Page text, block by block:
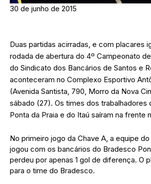
30 de junho de 2015
Duas partidas acirradas, e com placares
rodada de abertura do 4º Campeonato
do Sindicato dos Bancários de Santos e
aconteceram no Complexo Esportivo
(Avenida Santista, 790, Morro da Nova
sábado (27). Os times dos trabalhadores
Ponta da Praia e do Itaú saíram na frente
No primeiro jogo da Chave A, a equipe
jogou com os bancários do Bradesco
perdeu por apenas 1 gol de diferença. O
para o time do Bradesco.